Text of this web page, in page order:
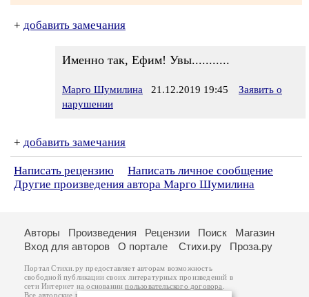
+ добавить замечания
Именно так, Ефим! Увы...........
Марго Шумилина 21.12.2019 19:45
Заявить о
нарушении
+ добавить замечания
Написать рецензию
Написать личное сообщение
Другие произведения автора Марго Шумилина
Авторы Произведения Рецензии Поиск
Магазин
Вход для авторов
О портале Стихи.ру Проза.ру
Портал Стихи.ру предоставляет авторам возможность
свободной публикации своих литературных произведений в
сети Интернет на основаниипользовательского договора
Все авторские права на произведения принадлежат авторам